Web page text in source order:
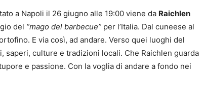
a Napoli il 26 giugno alle 19:00 viene da Raichlen
del “mago del barbecue” per l’Italia. Dal cuneese al
E via così, ad andare. Verso quei luoghi del
saperi, culture e tradizioni locali. Che Raichlen guarda
e passione. Con la voglia di andare a fondo nei